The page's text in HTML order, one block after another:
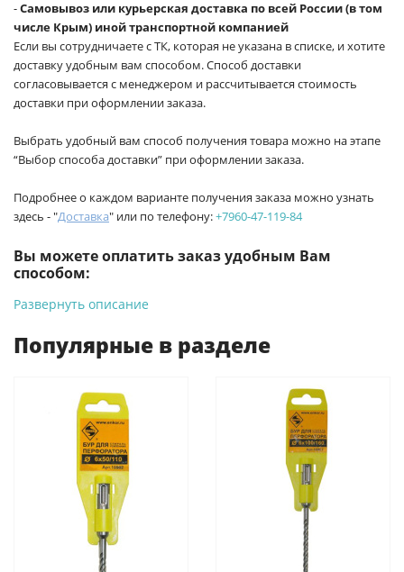
-Самовывоз или курьерская доставка по всей России (в том
числе Крым) иной транспортной компанией
Если вы сотрудничаете с ТК, которая не указана в списке, и хотите
доставку удобным вам способом. Способ доставки
согласовывается с менеджером и рассчитывается стоимость
доставки при оформлении заказа.
Выбрать удобный вам способ получения товара можно на этапе
“Выбор способа доставки” при оформлении заказа.
Подробнее о каждом варианте получения заказа можно узнать
здесь - "Доставка" или по телефону:+7960-47-119-84
Вы можете оплатить заказ удобным Вам
способом:
-Банковской картой на сайте ProffЭлектро. Данный вид
магазинах ProffЭлектро по адресу Геленджикский проспект,
6/2 (база КПП)или по адресу ул. Новороссийская 161И.
Для юридических лиц: переводом на расчетный счет при
онлайн оплате заказа на сайте.
Подробнее о способах оплаты можно узнать здесь - "Оплата"
Развернуть описание
Популярные в разделе